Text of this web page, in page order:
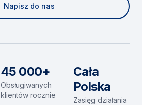
Napisz do nas
45 000+
Obsługiwanych
klientów rocznie
Cała
Polska
Zasięg działania